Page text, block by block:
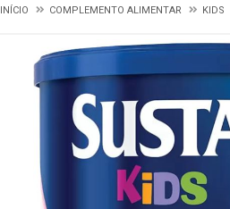
INÍCIO COMPLEMENTO ALIMENTAR KIDS